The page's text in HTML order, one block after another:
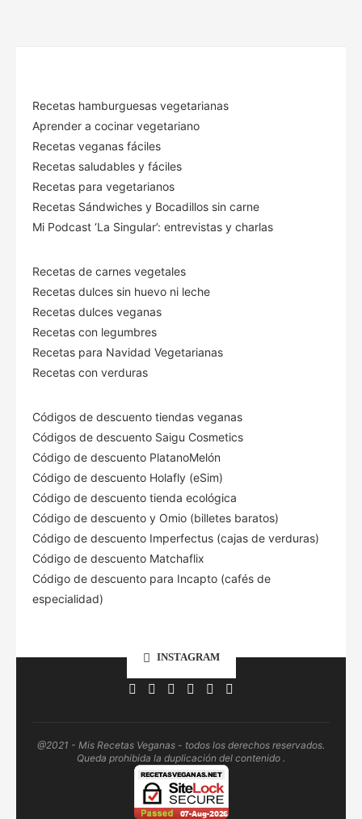
Recetas hamburguesas vegetarianas
Aprender a cocinar vegetariano
Recetas veganas fáciles
Recetas saludables y fáciles
Recetas para vegetarianos
Recetas Sándwiches y Bocadillos sin carne
Mi Podcast ‘La Singular’: entrevistas y charlas
Recetas de carnes vegetales
Recetas dulces sin huevo ni leche
Recetas dulces veganas
Recetas con legumbres
Recetas para Navidad Vegetarianas
Recetas con verduras
Códigos de descuento tiendas veganas
Códigos de descuento Saigu Cosmetics
Código de descuento PlatanoMelón
Código de descuento Holafly (eSim)
Código de descuento tienda ecológica
Código de descuento y Omio (billetes baratos)
Código de descuento Imperfectus (cajas de verduras)
Código de descuento Matchaflix
Código de descuento para Incapto (cafés de
especialidad)
INSTAGRAM
@2021 - Mis Recetas Veganas - todos los derechos reservados.
Queda prohibida la duplicación del contenido .